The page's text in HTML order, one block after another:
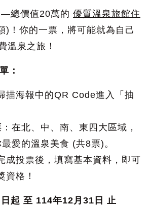
總價值20萬的 優質溫泉旅館住
)！你的一票，將可能就為自己
溫泉之旅！
：
描海報中的QR Code進入「抽
在北、中、南、東四大區域，
愛的溫泉美食 (共8票)。
成投票後，填寫基本資料，即可
資格！
起 至 114年12月31日 止